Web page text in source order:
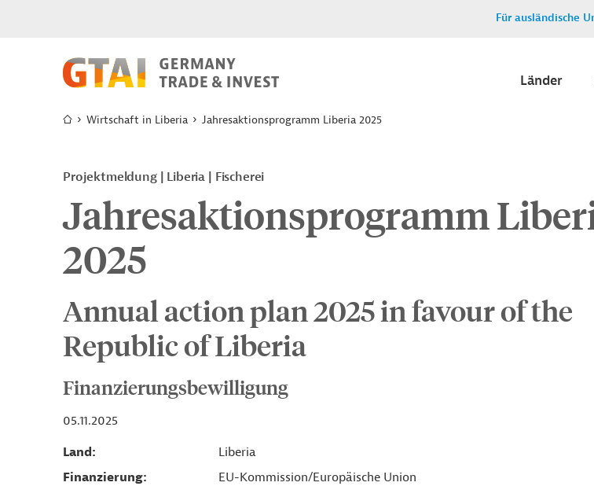
Für ausländische
Länder
Wirtschaft in Liberia Jahresaktionsprogramm Liberia 2025
Projektmeldung Liberia Fischerei
Jahresaktionsprogramm
2025
Annual action plan 2025 in favour of the
Republic of Liberia
Finanzierungsbewilligung
05.11.2025
Land
Liberia
Finanzierung
EU-Kommission/Europäische Union